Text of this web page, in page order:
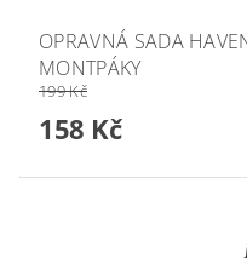
OPRAVNÁ SADA
MONTPÁKY
199 Kč
158 Kč